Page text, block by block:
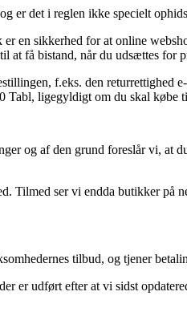
er det i reglen ikke specielt
en sikkerhed for at online
at få bistand, når du udsættes for
f.eks. den returrettighed
ligegyldigt om du skal købe
og af den grund foreslår vi, at
ser vi endda butikker på
tilbud, og tjener
er udført efter at vi sidst